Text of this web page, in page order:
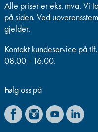
Alle priser er eks. mva. Vi
på siden. Ved
gjelder.
Kontakt kundeservice på
08.00 - 16.00.
Følg oss på